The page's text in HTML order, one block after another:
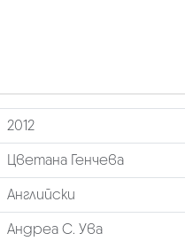
2012
Цветана Генчева
Английски
Андреа С. Ува